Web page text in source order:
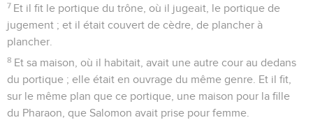
7 Et il fit le portique du trône, où il jugeait, le portique de
jugement ; et il était couvert de cèdre, de plancher à
plancher.
8 Et sa maison, où il habitait, avait une autre cour au dedans
du portique ; elle était en ouvrage du même genre. Et il fit,
sur le même plan que ce portique, une maison pour la fille
du Pharaon, que Salomon avait prise pour femme.